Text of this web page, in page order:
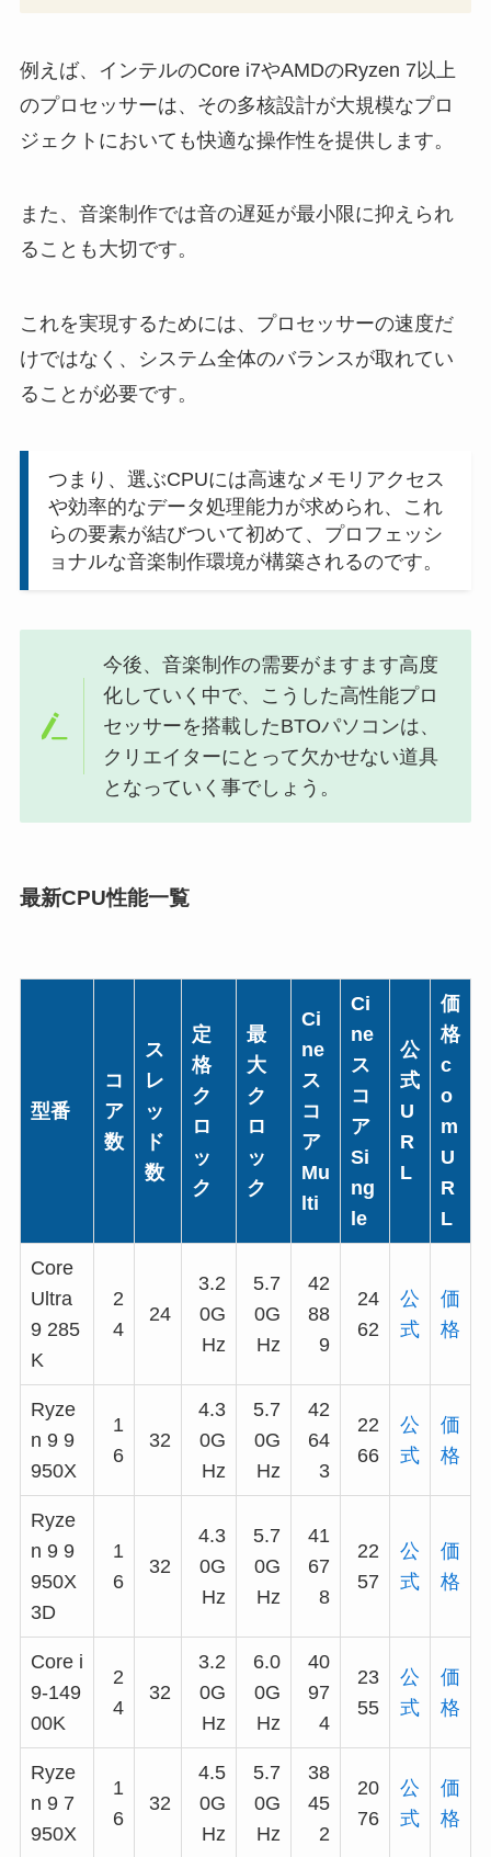
例えば、インテルのCore i7やAMDのRyzen 7以上
のプロセッサーは、その多核設計が大規模なプロ
ジェクトにおいても快適な操作性を提供します。
また、音楽制作では音の遅延が最小限に抑えられ
ることも大切です。
これを実現するためには、プロセッサーの速度だ
けではなく、システム全体のバランスが取れてい
ることが必要です。
つまり、選ぶCPUには高速なメモリアクセス
や効率的なデータ処理能力が求められ、これ
らの要素が結びついて初めて、プロフェッシ
ョナルな音楽制作環境が構築されるのです。
今後、音楽制作の需要がますます高度
化していく中で、こうした高性能プロ
セッサーを搭載したBTOパソコンは、
クリエイターにとって欠かせない道具
となっていく事でしょう。
最新CPU性能一覧
型番
コ
ア
数
ス
レ
ッ
ド
数
定
格
ク
ロ
ッ
ク
最
大
ク
ロ
ッ
ク
Ci
ne
ス
コ
ア
Mu
lti
Ci
ne
ス
コ
ア
Si
ng
le
公
式
U
R
L
価
格
c
o
m
U
R
L
Core
Ultra
9 285
K
2
4
24
3.2
0G
Hz
5.7
0G
Hz
42
88
9
24
62
公
式
価
格
Ryze
n 9 9
950X
1
6
32
4.3
0G
Hz
5.7
0G
Hz
42
64
3
22
66
公
式
価
格
Ryze
n 9 9
950X
3D
1
6
32
4.3
0G
Hz
5.7
0G
Hz
41
67
8
22
57
公
式
価
格
Core i
9-149
00K
2
4
32
3.2
0G
Hz
6.0
0G
Hz
40
97
4
23
55
公
式
価
格
Ryze
n 9 7
950X
1
6
32
4.5
0G
Hz
5.7
0G
Hz
38
45
2
20
76
公
式
価
格